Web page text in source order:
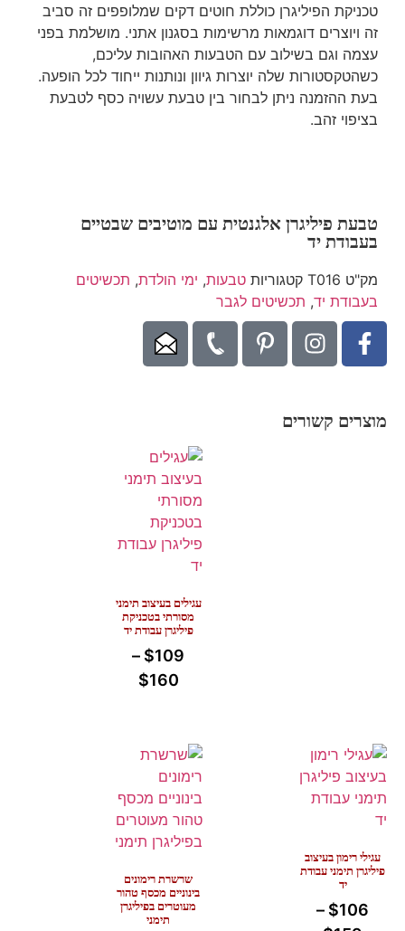
טכניקת הפיליגרן כוללת חוטים דקים שמלופפים זה סביב
זה ויוצרים דוגמאות מרשימות בסגנון אתני. מושלמת בפני
עצמה וגם בשילוב עם הטבעות האהובות עליכם,
כשהטקסטורות שלה יוצרות גיוון ונותנות ייחוד לכל הופעה.
בעת ההזמנה ניתן לבחור בין טבעת עשויה כסף לטבעת
בציפוי זהב.
טבעת פיליגרן אלגנטית עם מוטיבים שבטיים
בעבודת יד
מק"ט T016 קטגוריות טבעות, ימי הולדת, תכשיטים
בעבודת יד, תכשיטים לגבר
מוצרים קשורים
עגילים בעיצוב תימני
מסורתי בטכניקת
פיליגרן עבודת יד
$109
–
$160
עגילי רימון בעיצוב
פיליגרן תימני עבודת
יד
$106
–
שרשרת רימונים
בינוניים מכסף טהור
מעוטרים בפיליגרן
תימני